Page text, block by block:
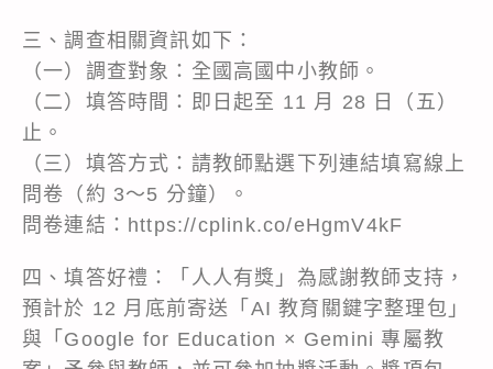
三、調查相關資訊如下：
（一）調查對象：全國高國中小教師。
（二）填答時間：即日起至 11 月 28 日（五）
止。
（三）填答方式：請教師點選下列連結填寫線上
問卷（約 3～5 分鐘）。
問卷連結： https://cplink.co/eHgmV4kF
四、填答好禮：「人人有獎」為感謝教師支持，
預計於 12 月底前寄送「AI 教育關鍵字整理包」
與「Google for Education × Gemini 專屬教